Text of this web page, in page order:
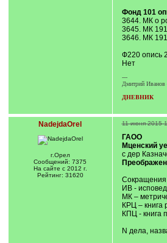
Фонд 101
3644. МК о
3645. МК
3646. МК
Ф220 опись 2
Нет
---
Дмитрий Иванов
ДНЕВНИК
NadejdaOrel
г.Орел
Сообщений: 7375
На сайте с 2012 г.
Рейтинг: 31620
11 июня 2015
ГАОО
Мценский
с дер
Сокращения
ИВ -
МК –
КРЦ – книга
КПЦ - книга
N дела,